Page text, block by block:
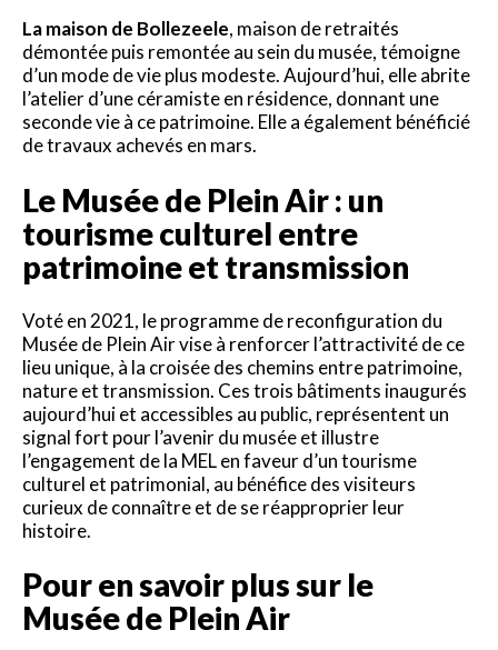
La maison de Bollezeele, maison de retraités
démontée puis remontée au sein du musée, témoigne
d’un mode de vie plus modeste. Aujourd’hui, elle abrite
l’atelier d’une céramiste en résidence, donnant une
seconde vie à ce patrimoine. Elle a également bénéficié
de travaux achevés en mars.
Le Musée de Plein Air : un
tourisme culturel entre
patrimoine et transmission
Voté en 2021, le programme de reconfiguration du
Musée de Plein Air vise à renforcer l’attractivité de ce
lieu unique, à la croisée des chemins entre patrimoine,
nature et transmission. Ces trois bâtiments inaugurés
aujourd’hui et accessibles au public, représentent un
signal fort pour l’avenir du musée et illustre
l’engagement de la MEL en faveur d’un tourisme
culturel et patrimonial, au bénéfice des visiteurs
curieux de connaître et de se réapproprier leur
histoire.
Pour en savoir plus sur le
Musée de Plein Air